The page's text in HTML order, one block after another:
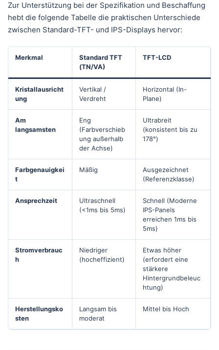
Zur Unterstützung bei der Spezifikation und Beschaffung
hebt die folgende Tabelle die praktischen Unterschiede
zwischen Standard-TFT- und IPS-Displays hervor:
Merkmal
Standard TFT
(TN/VA)
TFT-LCD
Kristallausricht
ung
Vertikal /
Verdreht
Horizontal (In-
Plane)
Am
langsamsten
Eng
(Farbverschieb
ung außerhalb
der Achse)
Ultrabreit
(konsistent bis zu
178°)
Farbgenauigkei
t
Mäßig
Ausgezeichnet
(Referenzklasse)
Ansprechzeit
Ultraschnell
(<1ms bis 5ms)
Schnell (Moderne
IPS-Panels
erreichen 1ms bis
5ms)
Stromverbrauc
h
Niedriger
(hocheffizient)
Etwas höher
(erfordert eine
stärkere
Hintergrundbeleuc
htung)
Herstellungsko
sten
Langsam bis
moderat
Mittel bis Hoch